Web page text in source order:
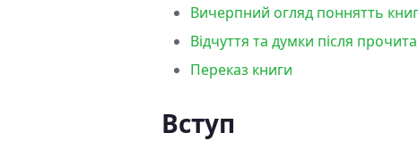
Вичерпний огляд поннятть
Відчуття та думки після
Переказ книги
Вступ